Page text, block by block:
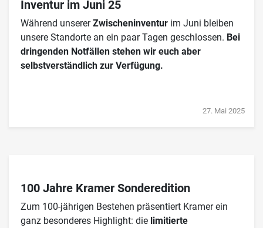
Inventur im Juni 25
Während unsererZwischeninventur im Juni bleiben
unsere Standorte an ein paar Tagen geschlossen. Bei
dringenden Notfällen stehen wir euch aber
selbstverständlich zur Verfügung.
27. Mai 2025
100 Jahre Kramer Sonderedition
Zum 100-jährigen Bestehen präsentiert Kramer ein
ganz besonderes Highlight: die limitierte